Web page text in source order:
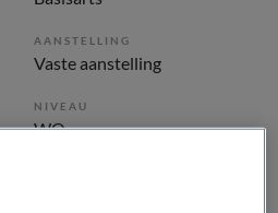
AANSTELLING
Vaste aanstelling
NIVEAU
WO